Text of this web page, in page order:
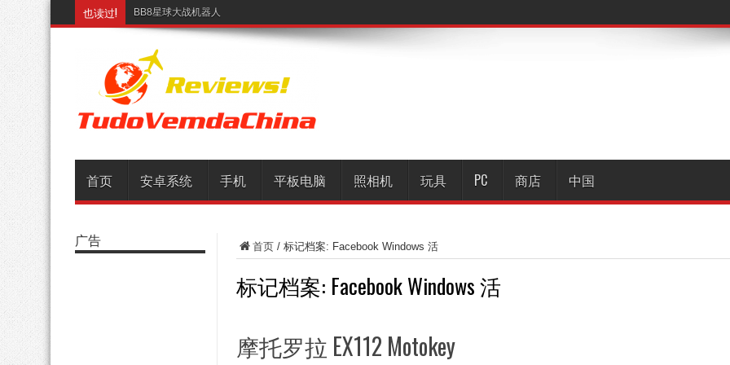
也读过! BB8星球大战机器人
首页 安卓系统 手机 平板电脑 照相机 玩具 PC 商店 中国
首页 / 标记档案: Facebook Windows 活
标记档案: Facebook Windows 活
摩托罗拉 EX112 Motokey
广告